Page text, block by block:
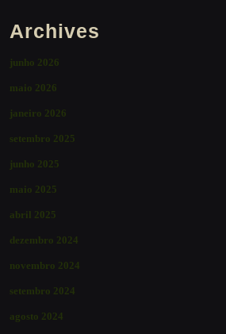
Archives
junho 2026
maio 2026
janeiro 2026
setembro 2025
junho 2025
maio 2025
abril 2025
dezembro 2024
novembro 2024
setembro 2024
agosto 2024